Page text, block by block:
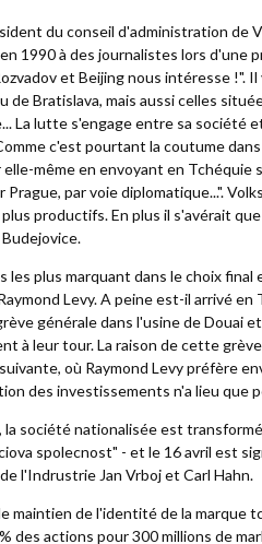
du conseil d'administration de
1990 à des journalistes lors d'une
et Beijing nous intéresse !".
de Bratislava, mais aussi celles
La lutte s'engage entre sa société
c'est pourtant la coutume
elle-même en envoyant en
Prague, par voie diplomatique...".
productifs. En plus il s'avérait
les plus marquant dans le choix
Levy. A peine est-il arrivé
générale dans l'usine de Douai
à leur tour. La raison de cette
où Raymond Levy préfère
des investissements n'a lieu que
la société nationalisée est
spolecnost" - et le 16 avril est
l'Indrustrie Jan Vrboj et Carl Hahn.
maintien de l'identité de la marque
des actions pour 300 millions de